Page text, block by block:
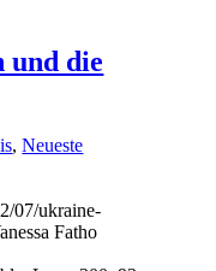
und die
,Neueste
07/ukraine-
Fatho